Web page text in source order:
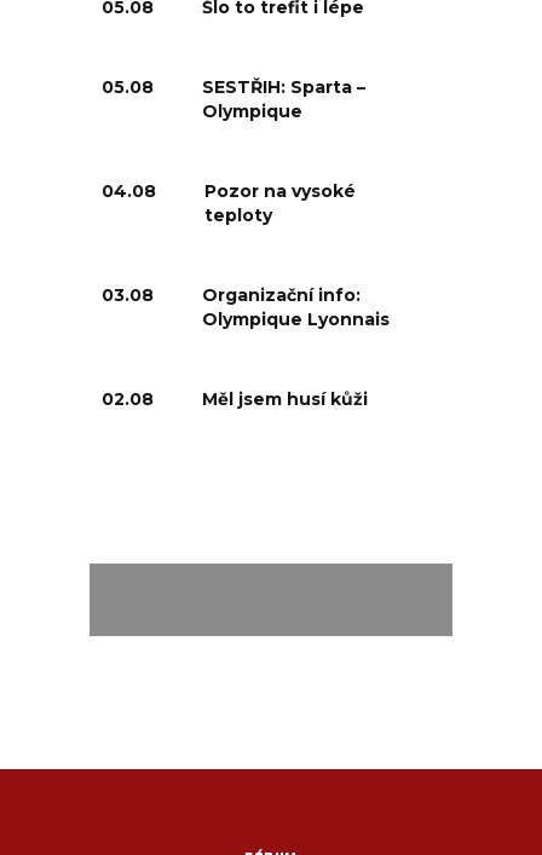
05.08 Šlo to trefit i lépe
05.08
SESTŘIH: Sparta –
Olympique
04.08
Pozor na vysoké
teploty
03.08
Organizační info:
Olympique Lyonnais
02.08 Měl jsem husí kůži